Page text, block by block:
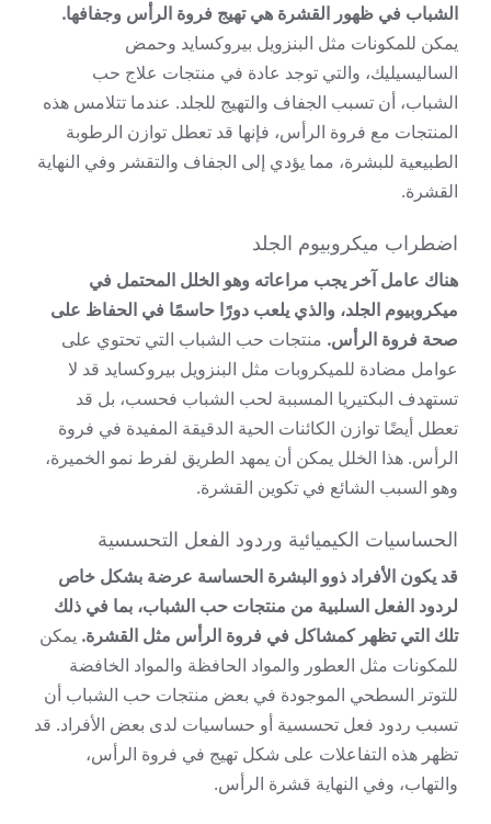
الشباب في ظهور القشرة هي تهيج فروة الرأس وجفافها.
يمكن للمكونات مثل البنزويل بيروكسايد وحمض
الساليسيليك، والتي توجد عادة في منتجات علاج حب
الشباب، أن تسبب الجفاف والتهيج للجلد. عندما تتلامس هذه
المنتجات مع فروة الرأس، فإنها قد تعطل توازن الرطوبة
الطبيعية للبشرة، مما يؤدي إلى الجفاف والتقشر وفي النهاية
القشرة.
اضطراب ميكروبيوم الجلد
هناك عامل آخر يجب مراعاته وهو الخلل المحتمل في
ميكروبيوم الجلد، والذي يلعب دورًا حاسمًا في الحفاظ على
صحة فروة الرأس. منتجات حب الشباب التي تحتوي على
عوامل مضادة للميكروبات مثل البنزويل بيروكسايد قد لا
تستهدف البكتيريا المسببة لحب الشباب فحسب، بل قد
تعطل أيضًا توازن الكائنات الحية الدقيقة المفيدة في فروة
الرأس. هذا الخلل يمكن أن يمهد الطريق لفرط نمو الخميرة،
وهو السبب الشائع في تكوين القشرة.
الحساسيات الكيميائية وردود الفعل التحسسية
قد يكون الأفراد ذوو البشرة الحساسة عرضة بشكل خاص
لردود الفعل السلبية من منتجات حب الشباب، بما في ذلك
تلك التي تظهر كمشاكل في فروة الرأس مثل القشرة. يمكن
للمكونات مثل العطور والمواد الحافظة والمواد الخافضة
للتوتر السطحي الموجودة في بعض منتجات حب الشباب أن
تسبب ردود فعل تحسسية أو حساسيات لدى بعض الأفراد. قد
تظهر هذه التفاعلات على شكل تهيج في فروة الرأس،
والتهاب، وفي النهاية قشرة الرأس.